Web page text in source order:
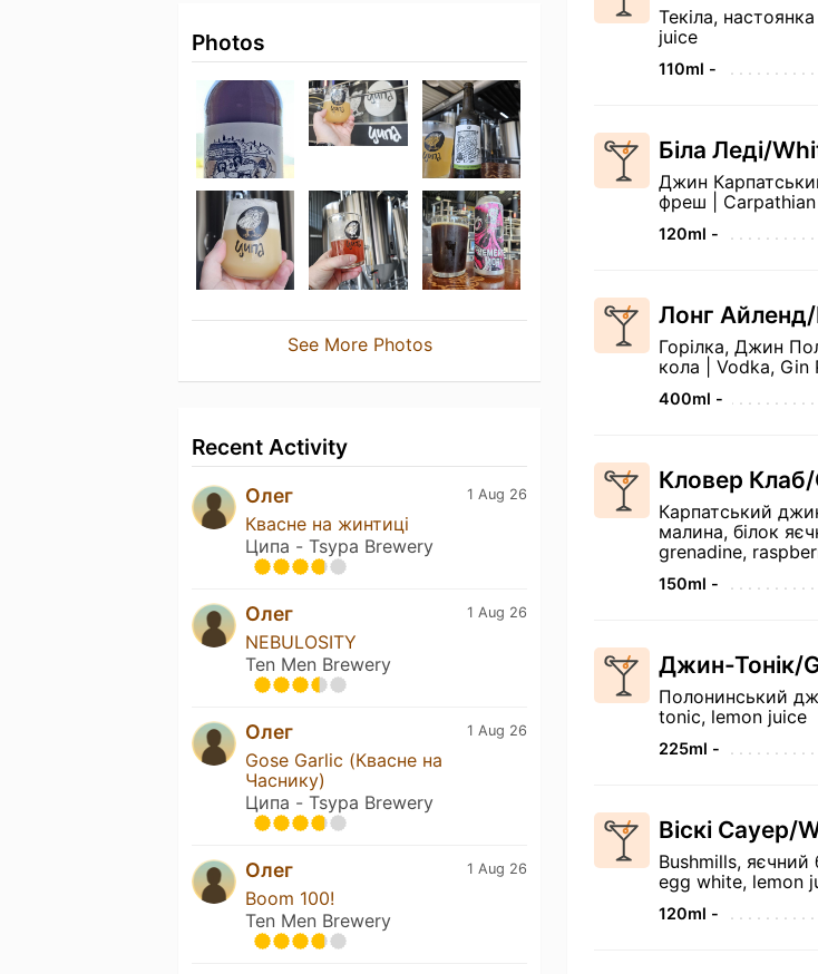
Photos
See More Photos
Recent Activity
1 Aug 26
Олег
Квасне на жинтиці
Ципа - Tsypa Brewery
1 Aug 26
Олег
NEBULOSITY
Ten Men Brewery
1 Aug 26
Олег
Gose Garlic (Квасне на
Часнику)
Ципа - Tsypa Brewery
1 Aug 26
Олег
Boom 100!
Ten Men Brewery
Текіла,
juice
110ml -
Біла Леді/
Джин
фреш |
120ml -
Лонг
Горілка, Джин
кола | Vodka,
400ml -
Кловер
Карпатський
малина, білок
grenadine,
150ml -
Джин-Тонік/
Полонинський
tonic, lemon juice
225ml -
Віскі Сауер/
Bushmills,
egg white, lemon
120ml -